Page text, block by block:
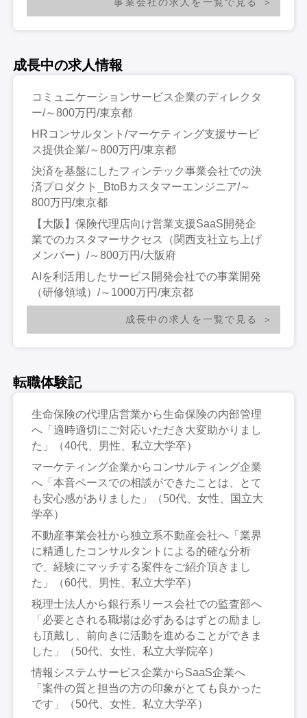
成長中の求人情報
コミュニケーションサービス企業のディレクタ
ー/～800万円/東京都
HRコンサルタント/マーケティング支援サービ
ス提供企業/～800万円/東京都
決済を基盤にしたフィンテック事業会社での決
済プロダクト_BtoBカスタマーエンジニア/～
800万円/東京都
【大阪】保険代理店向け営業支援SaaS開発企
業でのカスタマーサクセス（関西支社立ち上げ
メンバー）/～800万円/大阪府
AIを利活用したサービス開発会社での事業開発
（研修領域）/～1000万円/東京都
成長中の求人を一覧で見る
転職体験記
生命保険の代理店営業から生命保険の内部管理
へ「適時適切にご対応いただき大変助かりまし
た」（40代、男性、私立大学卒）
マーケティング企業からコンサルティング企業
へ「本音ベースでの相談ができたことは、とて
も安心感がありました」（50代、女性、国立大
学卒）
不動産事業会社から独立系不動産会社へ「業界
に精通したコンサルタントによる的確な分析
で、経験にマッチする案件をご紹介頂きまし
た」（60代、男性、私立大学卒）
税理士法人から銀行系リース会社での監査部へ
「必要とされる職場は必ずあるはずとの励まし
も頂戴し、前向きに活動を進めることができま
した」（50代、女性、私立大学院卒）
情報システムサービス企業からSaaS企業へ
「案件の質と担当の方の印象がとても良かった
です」（50代、女性、私立大学卒）